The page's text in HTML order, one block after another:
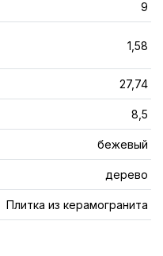
9
1,58
27,74
8,5
бежевый
дерево
Плитка из керамогранита